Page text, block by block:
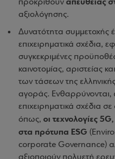
προκριθούν
αξιολόγησης.
Δυνατότητα συμμετοχής
επιχειρηματικά σχέδια,
συγκεκριμένες
καινοτομίας, αριστείας
των τάσεων της
αγοράς. Ενθαρρύνονται,
επιχειρηματικά σχέδια
όπως, οι τεχνολογίες
στα πρότυπα ESG
corporate Governance)